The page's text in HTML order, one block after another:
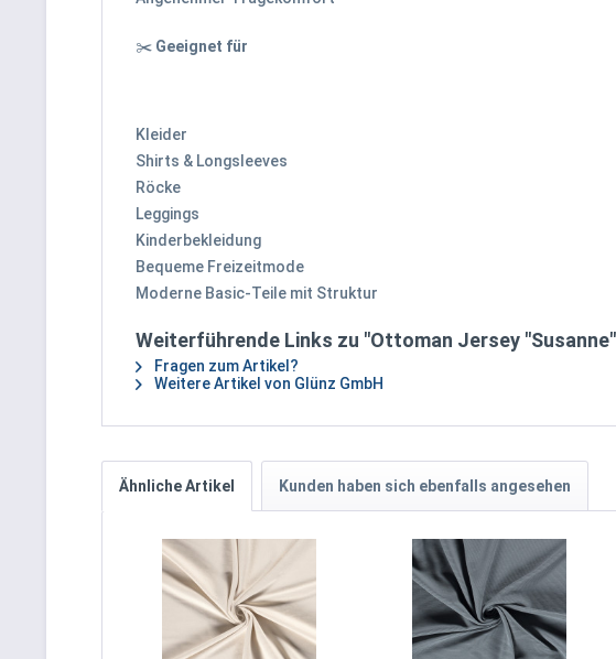
✂️ Geeignet für
Kleider
Shirts & Longsleeves
Röcke
Leggings
Kinderbekleidung
Bequeme Freizeitmode
Moderne Basic-Teile mit Struktur
Weiterführende Links zu "Ottoman Jersey
Fragen zum Artikel?
Weitere Artikel von Glünz GmbH
Ähnliche Artikel Kunden haben sich ebenfalls angesehen